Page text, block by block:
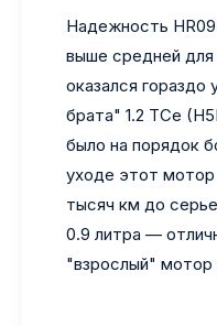
Надежность
выше средней для
оказался гораздо
брата" 1.2 TCe
было на порядок
уходе этот
тысяч км до
0.9 литра —
"взрослый" мотор